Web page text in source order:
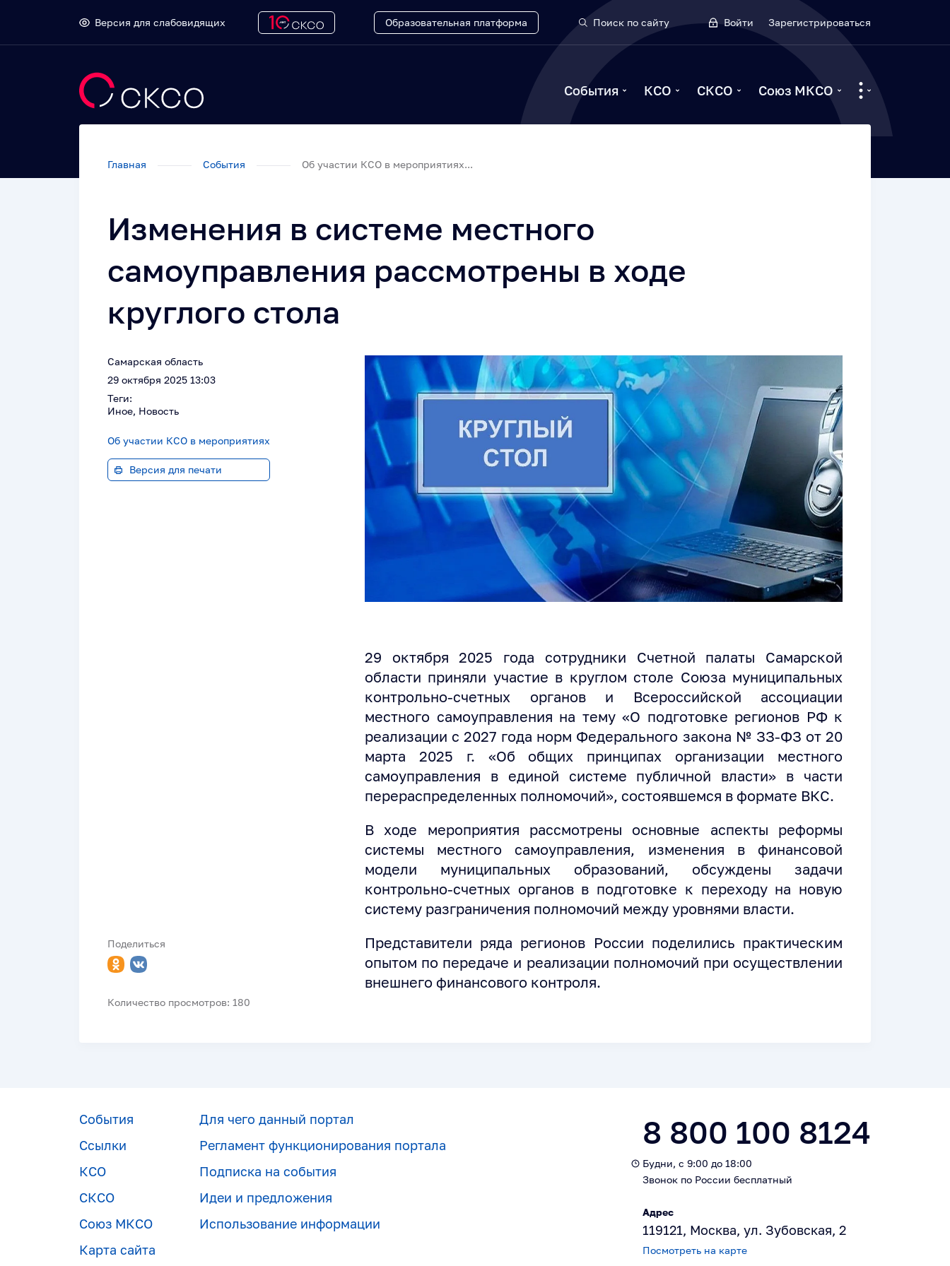
Версия для слабовидящих Образовательная платформа Поиск по сайту Войти Зарегистрироваться
События КСО СКСО Союз МКСО
Главная События Об участии КСО в мероприятиях...
Изменения в системе местного
самоуправления рассмотрены в ходе
круглого стола
Самарская область
29 октября 2025 13:03
Теги:
Иное, Новость
Об участии КСО в мероприятиях
Версия для печати
Поделиться
Количество просмотров: 180
29 октября 2025 года сотрудники Счетной палаты Самарской
области приняли участие в круглом столе Союза муниципальных
контрольно-счетных органов и Всероссийской ассоциации
местного самоуправления на тему «О подготовке регионов РФ к
реализации с 2027 года норм Федерального закона № ЗЗ-ФЗ от 20
марта 2025 г. «Об общих принципах организации местного
самоуправления в единой системе публичной власти» в части
перераспределенных полномочий», состоявшемся в формате ВКС.
В ходе мероприятия рассмотрены основные аспекты реформы
системы местного самоуправления, изменения в финансовой
модели муниципальных образований, обсуждены задачи
контрольно-счетных органов в подготовке к переходу на новую
систему разграничения полномочий между уровнями власти.
Представители ряда регионов России поделились практическим
опытом по передаче и реализации полномочий при осуществлении
внешнего финансового контроля.
События
Ссылки
КСО
СКСО
Союз МКСО
Карта сайта
Для чего данный портал
Регламент функционирования портала
Подписка на события
Идеи и предложения
Использование информации
8 800 100 8124
Будни, с 9:00 до 18:00
Звонок по России бесплатный
Адрес
119121, Москва, ул. Зубовская, 2
Посмотреть на карте